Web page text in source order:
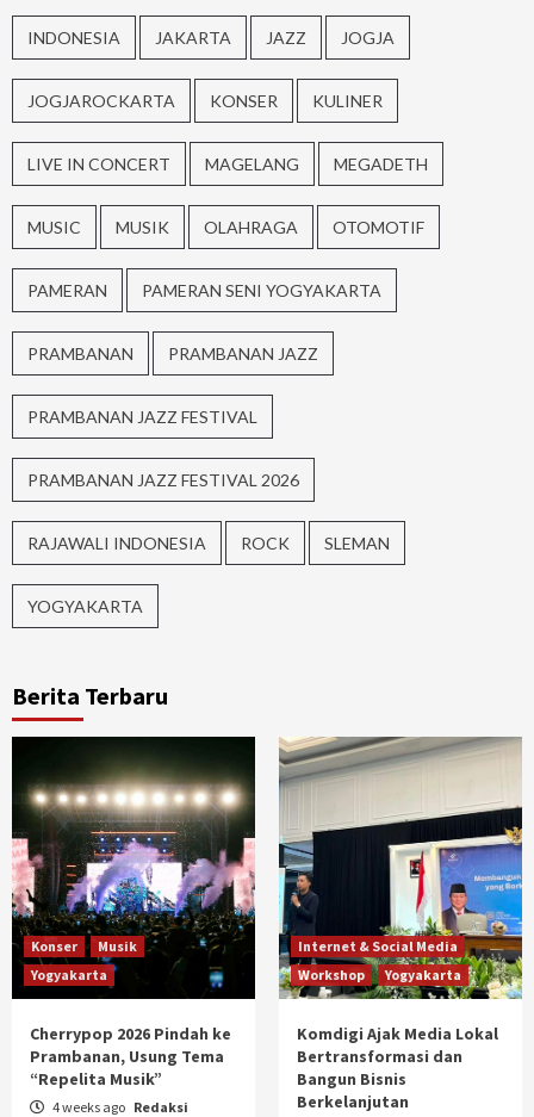
INDONESIA JAKARTA JAZZ JOGJA
JOGJAROCKARTA KONSER KULINER
LIVE IN CONCERT MAGELANG MEGADETH
MUSIC MUSIK OLAHRAGA OTOMOTIF
PAMERAN PAMERAN SENI YOGYAKARTA
PRAMBANAN PRAMBANAN JAZZ
PRAMBANAN JAZZ FESTIVAL
PRAMBANAN JAZZ FESTIVAL 2026
RAJAWALI INDONESIA ROCK SLEMAN
YOGYAKARTA
Berita Terbaru
Konser
Musik
Yogyakarta
Cherrypop 2026 Pindah ke
Prambanan, Usung Tema
“Repelita Musik”
4 weeks ago Redaksi
Internet & Social Media
Workshop
Yogyakarta
Komdigi Ajak Media Lokal
Bertransformasi dan
Bangun Bisnis
Berkelanjutan